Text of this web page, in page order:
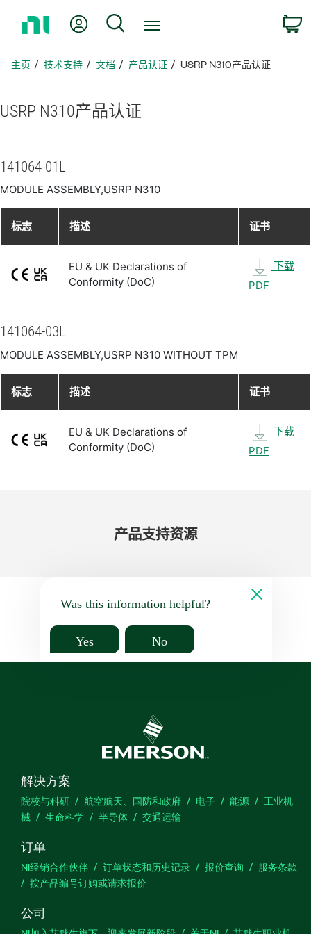
页
我的账户 搜索
主页 技术支持 文档 产品认证 USRP N310产品认证
USRP N310产品认证
141064-01L
MODULE ASSEMBLY,USRP N310
标志 描述 证书
EU & UK Declarations of
Conformity (DoC)
下载
PDF
141064-03L
MODULE ASSEMBLY,USRP N310 WITHOUT TPM
标志 描述 证书
EU & UK Declarations of
Conformity (DoC)
下载
PDF
产品​支持​资源
Was this information helpful?
Yes No
解决方案
院校与科研 航空航天、国防和政府 电子 能源
工业机
械
生命科学 半导体 交通运输
订单
NI经销合作伙伴 订单状态和历史记录 报价查询
服务条款
按产品编号订购或请求报价
公司